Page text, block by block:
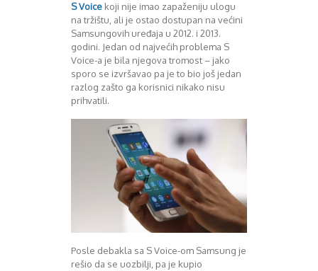
Mart 2015
April 2015
Maj 2015
Juni 2015
Juli 2015
August 2015
Oktobar 2015
Novembar 2015
Februar 2016
Mart 2016
April 2016
Maj 2016
Juli 2016
S Voice koji nije imao zapaženiju ulogu
na tržištu, ali je ostao dostupan na većini
Samsungovih uređaja u 2012. i 2013.
godini. Jedan od najvećih problema S
Voice-a je bila njegova tromost – jako
sporo se izvršavao pa je to bio još jedan
razlog zašto ga korisnici nikako nisu
prihvatili.
Posle debakla sa S Voice-om Samsung je
rešio da se uozbilji, pa je kupio